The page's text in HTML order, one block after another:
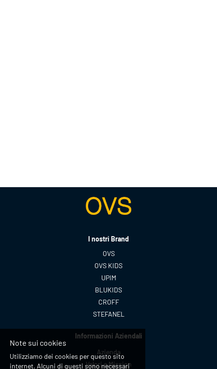
I nostri Brand
OVS
OVS KIDS
UPIM
BLUKIDS
CROFF
STEFANEL
Informazioni Aziendali
Azienda
Valori e Mission
Note sui cookies
Utilizziamo dei cookies per questo sito
internet. Alcuni di questi sono necessari